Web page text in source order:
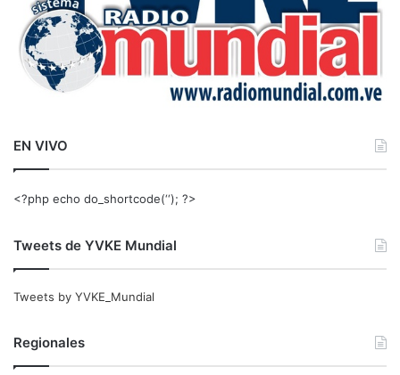
EN VIVO
<?php echo do_shortcode(‘‘); ?>
Tweets de YVKE Mundial
Tweets by YVKE_Mundial
Regionales